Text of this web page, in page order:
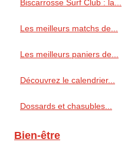
Biscarrosse Surf Club : la...
Les meilleurs matchs de...
Les meilleurs paniers de...
Découvrez le calendrier...
Dossards et chasubles...
Bien-être